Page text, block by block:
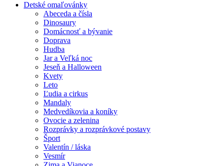
Detské omaľovánky
Abeceda a čísla
Dinosaury
Domácnosť a bývanie
Doprava
Hudba
Jar a Veľká noc
Jeseň a Halloween
Kvety
Leto
Ľudia a cirkus
Mandaly
Medvedíkovia a koníky
Ovocie a zelenina
Rozprávky a rozprávkové postavy
Šport
Valentín / láska
Vesmír